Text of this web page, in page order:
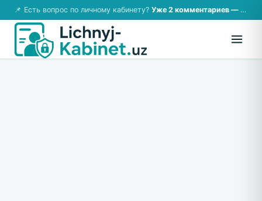
📌 Есть вопрос по личному кабинету? Уже 2 комментариев — возможно, ответ там!